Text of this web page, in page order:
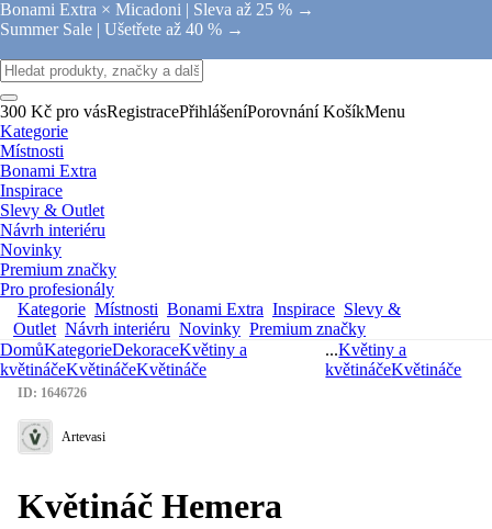
Bonami Extra × Micadoni | Sleva až 25 % →
Summer Sale | Ušetřete až 40 % →
300 Kč pro vásRegistracePřihlášeníPorovnání KošíkMenu
Kategorie
Místnosti
Bonami Extra
Inspirace
Slevy & Outlet
Návrh interiéru
Novinky
Premium značky
Pro profesionály
Kategorie Místnosti Bonami Extra Inspirace Slevy &
Outlet Návrh interiéru Novinky Premium značky
DomůKategorieDekoraceKvětiny a
květináčeKvětináčeKvětináče
...Květiny a
květináčeKvětináče
ID: 1646726
Artevasi
Květináč Hemera